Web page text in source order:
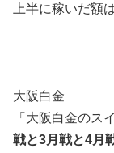
上半に稼いだ額
大阪白金
「大阪白金のス
戦と3月戦と4月